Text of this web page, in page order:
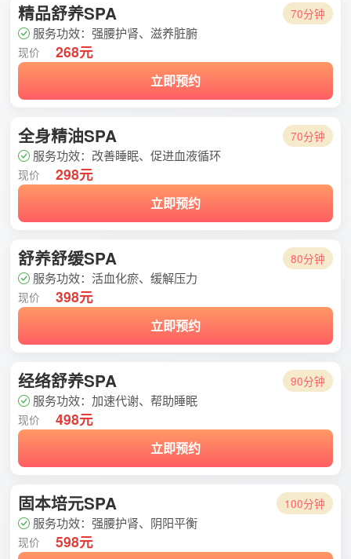
精品舒养SPA 70分钟
服务功效：强腰护肾、滋养脏腑
现价 268元
立即预约
全身精油SPA 70分钟
服务功效：改善睡眠、促进血液循环
现价 298元
立即预约
舒养舒缓SPA 80分钟
服务功效：活血化瘀、缓解压力
现价 398元
立即预约
经络舒养SPA 90分钟
服务功效：加速代谢、帮助睡眠
现价 498元
立即预约
固本培元SPA 100分钟
服务功效：强腰护肾、阴阳平衡
现价 598元